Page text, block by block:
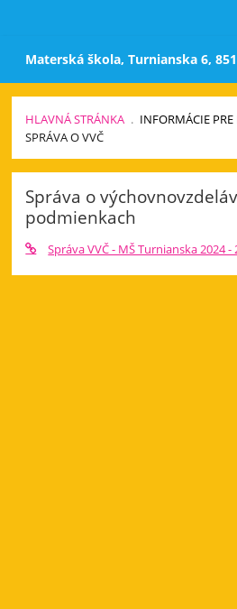
Materská škola, Turnianska 6,
HLAVNÁ STRÁNKA . INFORMÁCIE
SPRÁVA O VVČ
VVČ
Správa o
podmienkach
Správa VVČ - MŠ Turnianska 2024 -